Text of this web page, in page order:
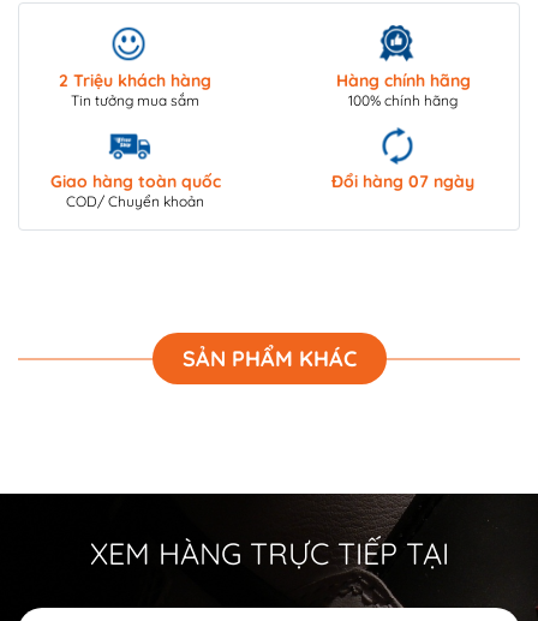
2 Triệu khách hàng
Tin tưởng mua sắm
Hàng chính hãng
100% chính hãng
Giao hàng toàn quốc
COD/ Chuyển khoản
Đổi hàng 07 ngày
SẢN PHẨM KHÁC
XEM HÀNG TRỰC TIẾP TẠI